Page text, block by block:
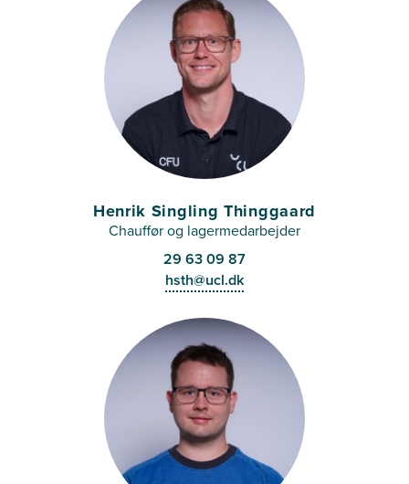
Henrik Singling Thinggaard
Chauffør og lagermedarbejder
29 63 09 87
hsth@ucl.dk